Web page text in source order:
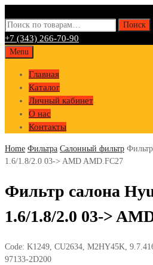
Искать: Поиск
+7 (343) 266-70-90
Skip
content
Menu
Главная
Каталог
Личный кабинет
О нас
Контакты
Home Фильтра Салонный фильтр
1.6/1.8/2.0 03-> AMD AMD.FC27
Фильтр салона
1.6/1.8/2.0 03->
Code: K1249, CU2634, M2HY45K,
97133-2D200